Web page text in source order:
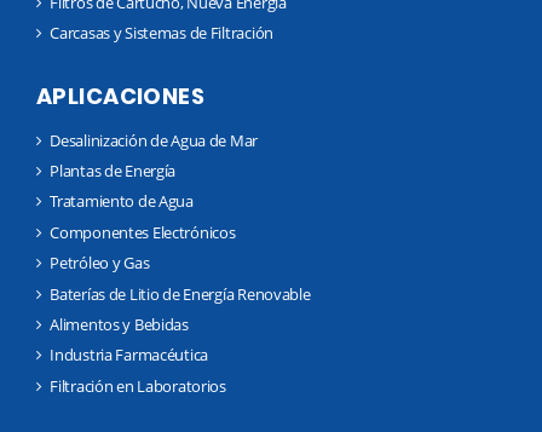
Carcasas y Sistemas de Filtración
APLICACIONES
Desalinización de Agua de Mar
Plantas de Energía
Tratamiento de Agua
Componentes Electrónicos
Petróleo y Gas
Baterías de Litio de Energía Renovable
Alimentos y Bebidas
Industria Farmacéutica
Filtración en Laboratorios